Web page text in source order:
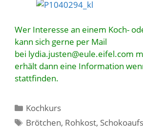
Wer Interesse an einem Koch-
kann sich gerne per Mail
bei lydia.justen@eule.eifel.com
erhält dann eine Information
stattfinden.
Kategorien
Kochkurs
Schlagwörter
Brötchen, Rohkost,